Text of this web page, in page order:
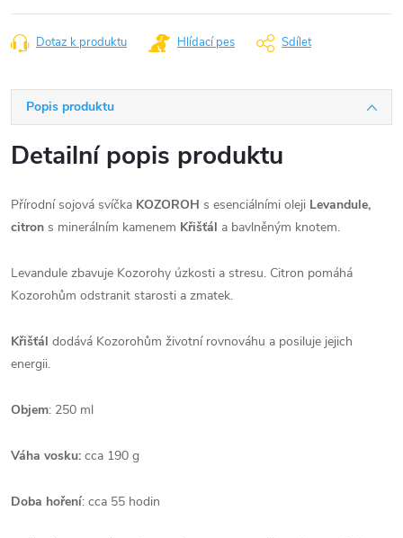
cena:
Dotaz k produktu Hlídací pes Sdílet
Popis produktu
Detailní popis produktu
Přírodní sojová svíčka KOZOROH s esenciálními oleji Levandule,
citron s minerálním kamenem Křišťál a bavlněným knotem.
Levandule zbavuje Kozorohy úzkosti a stresu. Citron pomáhá
Kozorohům odstranit starosti a zmatek.
Křišťál dodává Kozorohům životní rovnováhu a posiluje jejich
energii.
Objem: 250 ml
Váha vosku: cca 190 g
Doba hoření: cca 55 hodin